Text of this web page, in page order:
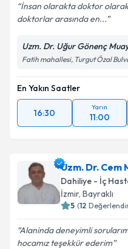
Kişisel verilerimin
Metni'ni okudum
kapsamda
Takvim
İnsan olarakta doktor
doktorlar arasında en...
Uzm. Dr. Uğur Gönenç
Fatih mahallesi, Turgut Özal
En Yakın Saatler
16:30
Yarın
11:00
Uzm. Dr. Cem
Dahiliye - İç
İzmir, Bayraklı
5 (12
Alaninda deneyimli
hocamız teşekkür ederim